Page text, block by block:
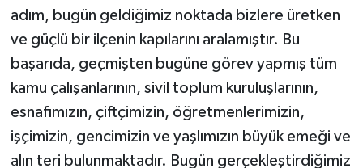
adım, bugün geldiğimiz noktada bizlere üretken
ve güçlü bir ilçenin kapılarını aralamıştır. Bu
başarıda, geçmişten bugüne görev yapmış tüm
kamu çalışanlarının, sivil toplum kuruluşlarının,
esnafımızın, çiftçimizin, öğretmenlerimizin,
işçimizin, gencimizin ve yaşlımızın büyük emeği ve
alın teri bulunmaktadır. Bugün gerçekleştirdiğimiz